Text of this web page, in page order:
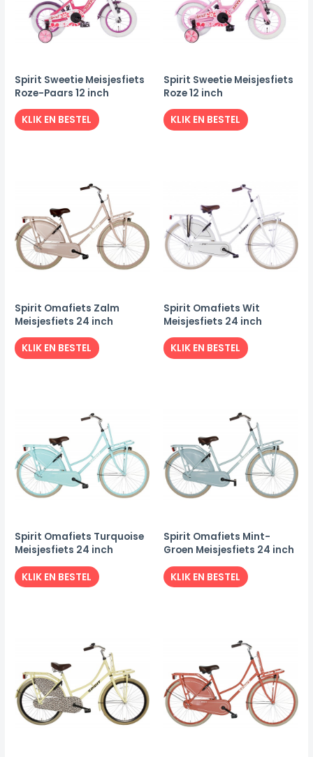
Spirit Sweetie Meisjesfiets
Roze-Paars 12 inch
KLIK EN BESTEL
Spirit Sweetie Meisjesfiets
Roze 12 inch
KLIK EN BESTEL
Spirit Omafiets Zalm
Meisjesfiets 24 inch
KLIK EN BESTEL
Spirit Omafiets Wit
Meisjesfiets 24 inch
KLIK EN BESTEL
Spirit Omafiets Turquoise
Meisjesfiets 24 inch
KLIK EN BESTEL
Spirit Omafiets Mint-
Groen Meisjesfiets 24 inch
KLIK EN BESTEL